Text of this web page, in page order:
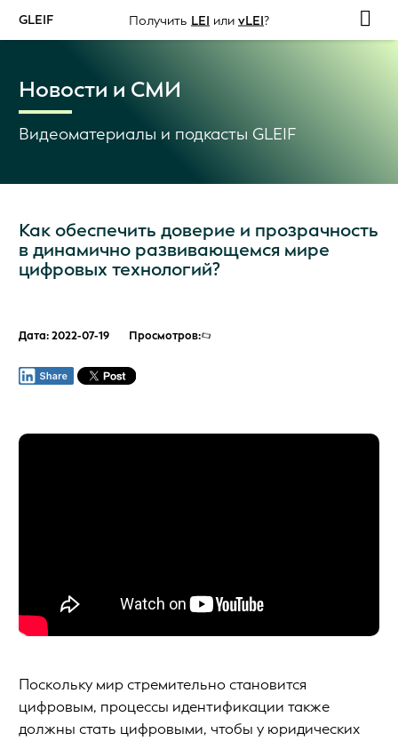
GLEIF Получить LEI или vLEI?
Новости и СМИ
Видеоматериалы и подкасты GLEIF
Как обеспечить доверие и прозрачность
в динамично развивающемся мире
цифровых технологий?
Дата: 2022-07-19 Просмотров:
Поскольку мир стремительно становится
цифровым, процессы идентификации также
должны стать цифровыми, чтобы у юридических